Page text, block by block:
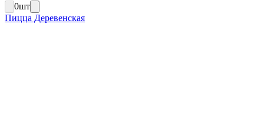
0шт
Пицца Деревенская